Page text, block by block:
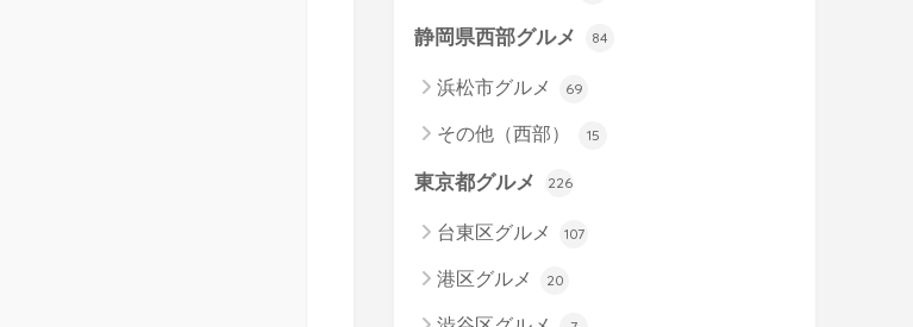
静岡県西部グルメ 84
浜松市グルメ 69
その他（西部） 15
東京都グルメ 226
台東区グルメ 107
港区グルメ 20